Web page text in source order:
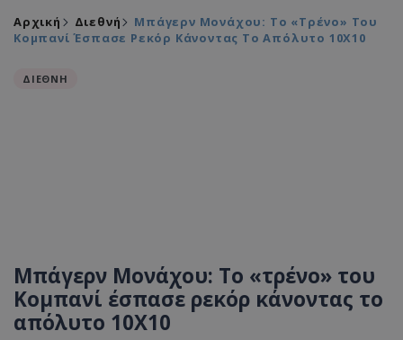
Αρχική Διεθνή
Μπάγερν Μονάχου: Το «τρένο» Του
Κομπανί Έσπασε Ρεκόρ Κάνοντας Το Απόλυτο 10X10
ΔΙΕΘΝΗ
Μπάγερν Μονάχου: Το «τρένο» του
Κομπανί έσπασε ρεκόρ κάνοντας το
απόλυτο 10X10